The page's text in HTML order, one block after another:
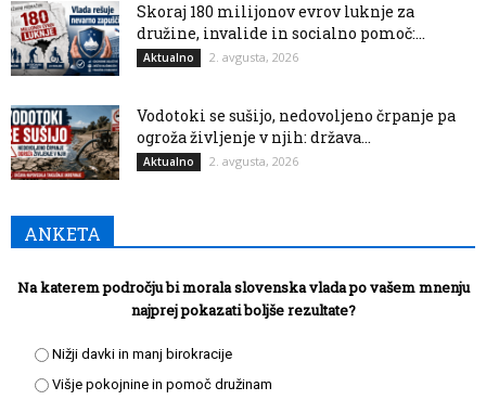
Skoraj 180 milijonov evrov luknje za
družine, invalide in socialno pomoč:...
Aktualno 2. avgusta, 2026
Vodotoki se sušijo, nedovoljeno črpanje pa
ogroža življenje v njih: država...
Aktualno 2. avgusta, 2026
ANKETA
Na katerem področju bi morala slovenska vlada po vašem mnenju
najprej pokazati boljše rezultate?
Nižji davki in manj birokracije
Višje pokojnine in pomoč družinam